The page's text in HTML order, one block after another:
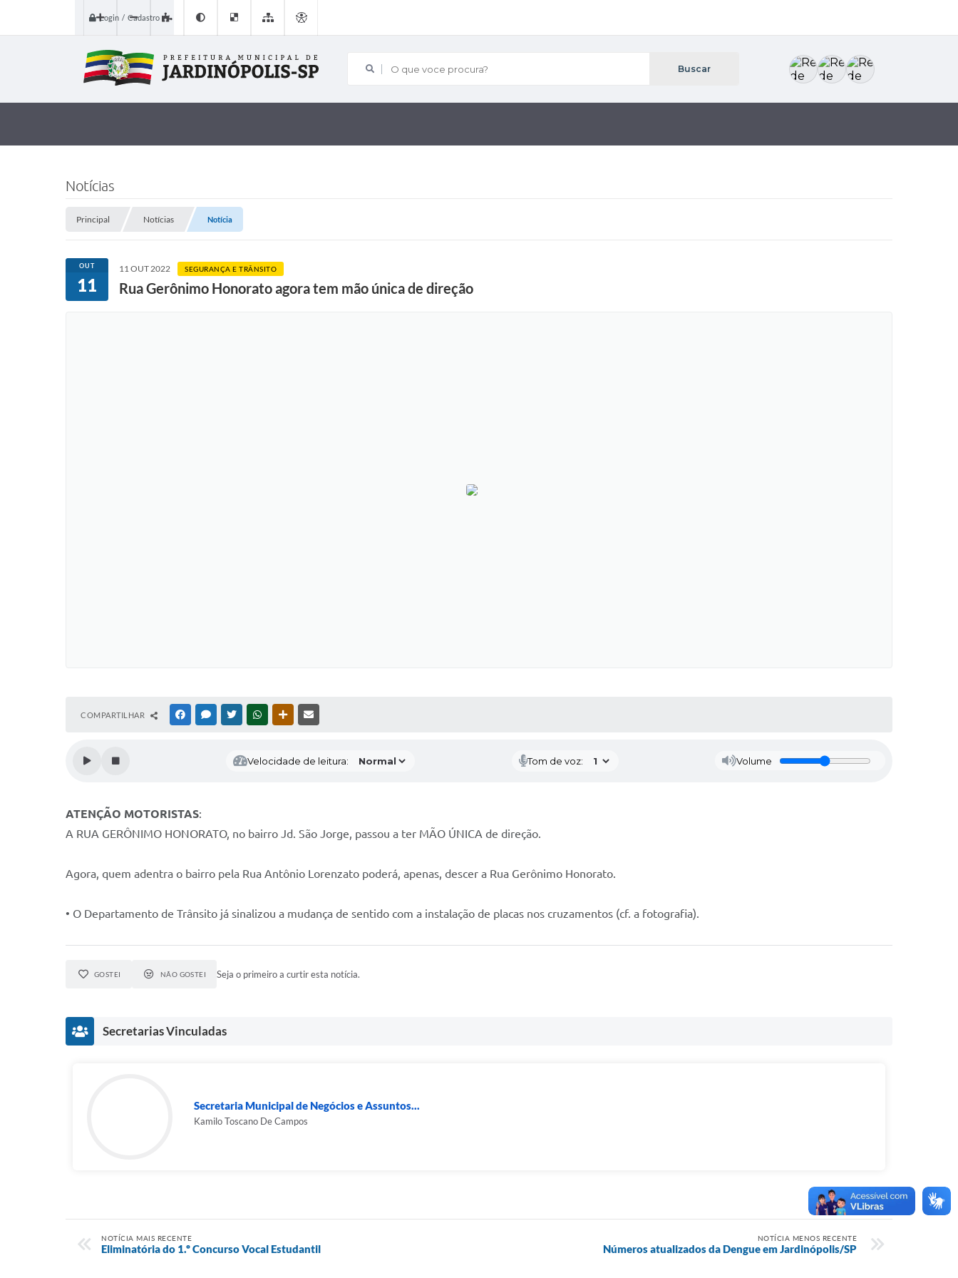
Login / Cadastro
O que voce procura?
Notícias
Principal Notícias Notícia
OUT
11
11 OUT 2022 SEGURANÇA E TRÂNSITO
Rua Gerônimo Honorato agora tem mão única de direção
COMPARTILHAR FACEBOOKMESSENGER
TWITTERWHATSAPPOUTRAS MÍDIAS
Velocidade de leitura: Tom de voz: Volume
ATENÇÃO MOTORISTAS:
A RUA GERÔNIMO HONORATO, no bairro Jd. São Jorge, passou a ter MÃO ÚNICA de direção.
Agora, quem adentra o bairro pela Rua Antônio Lorenzato poderá, apenas, descer a Rua Gerônimo Honorato.
• O Departamento de Trânsito já sinalizou a mudança de sentido com a instalação de placas nos cruzamentos (cf. a fotografia).
GOSTEI NÃO GOSTEI Seja o primeiro a curtir esta notícia.
Secretarias Vinculadas
Secretaria Municipal de Negócios e Assuntos...
Kamilo Toscano De Campos
NOTÍCIA MAIS RECENTE
Eliminatória do 1.º Concurso Vocal Estudantil
NOTÍCIA MENOS RECENTE
Números atualizados da Dengue em Jardinópolis/SP